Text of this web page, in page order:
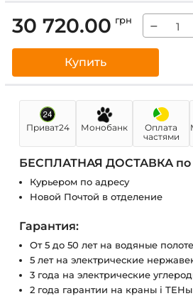
30 720.00 грн −
Купить
Приват24 Монобанк
Оплата
частями
БЕСПЛАТНАЯ ДОСТАВКА по
Курьером по адресу
Новой Почтой в отделение
Гарантия:
От 5 до 50 лет на водяные
5 лет на электрические
3 года на электрические
2 года гарантии на краны і ТЕНы